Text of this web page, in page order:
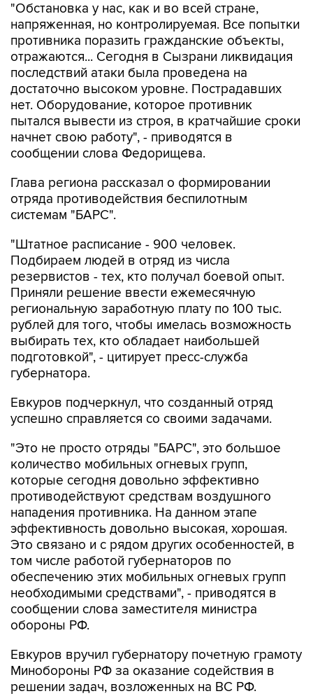
"Обстановка у нас, как и во всей стране,
напряженная, но контролируемая. Все попытки
противника поразить гражданские объекты,
отражаются... Сегодня в Сызрани ликвидация
последствий атаки была проведена на
достаточно высоком уровне. Пострадавших
нет. Оборудование, которое противник
пытался вывести из строя, в кратчайшие сроки
начнет свою работу", - приводятся в
сообщении слова Федорищева.
Глава региона рассказал о формировании
отряда противодействия беспилотным
системам "БАРС".
"Штатное расписание - 900 человек.
Подбираем людей в отряд из числа
резервистов - тех, кто получал боевой опыт.
Приняли решение ввести ежемесячную
региональную заработную плату по 100 тыс.
рублей для того, чтобы имелась возможность
выбирать тех, кто обладает наибольшей
подготовкой", - цитирует пресс-служба
губернатора.
Евкуров подчеркнул, что созданный отряд
успешно справляется со своими задачами.
"Это не просто отряды "БАРС", это большое
количество мобильных огневых групп,
которые сегодня довольно эффективно
противодействуют средствам воздушного
нападения противника. На данном этапе
эффективность довольно высокая, хорошая.
Это связано и с рядом других особенностей, в
том числе работой губернаторов по
обеспечению этих мобильных огневых групп
необходимыми средствами", - приводятся в
сообщении слова заместителя министра
обороны РФ.
Евкуров вручил губернатору почетную грамоту
Минобороны РФ за оказание содействия в
решении задач, возложенных на ВС РФ.